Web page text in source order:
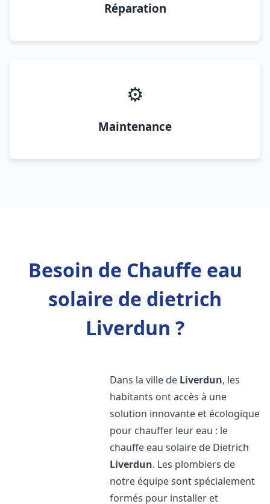
Réparation
⚙️
Maintenance
Besoin de Chauffe eau
solaire de dietrich
Liverdun ?
Dans la ville de Liverdun, les
habitants ont accès à une
solution innovante et écologique
pour chauffer leur eau : le
chauffe eau solaire de Dietrich
Liverdun. Les plombiers de
notre équipe sont spécialement
formés pour installer et